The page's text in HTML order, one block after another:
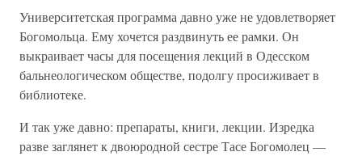
Университетская программа давно уже не удовлетворяет
Богомольца. Ему хочется раздвинуть ее рамки. Он
выкраивает часы для посещения лекций в Одесском
бальнеологическом обществе, подолгу просиживает в
библиотеке.
И так уже давно: препараты, книги, лекции. Изредка
разве заглянет к двоюродной сестре Тасе Богомолец —